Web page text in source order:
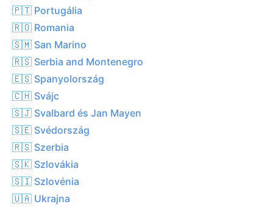
🇵🇹 Portugália
🇷🇴 Romania
🇸🇲 San Marino
🇷🇸 Serbia and Montenegro
🇪🇸 Spanyolország
🇨🇭 Svájc
🇸🇯 Svalbard és Jan Mayen
🇸🇪 Svédország
🇷🇸 Szerbia
🇸🇰 Szlovákia
🇸🇮 Szlovénia
🇺🇦 Ukrajna